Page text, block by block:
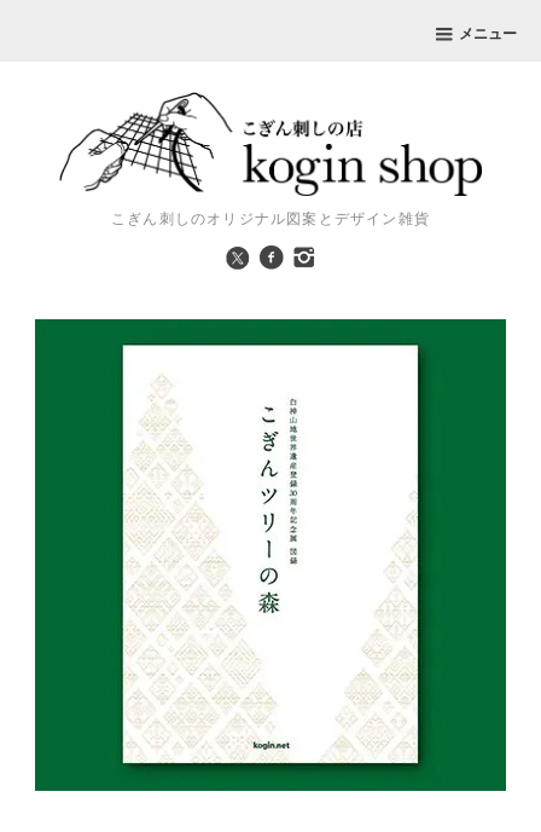
メニュー
こぎん刺しのオリジナル図案とデザイン雑貨